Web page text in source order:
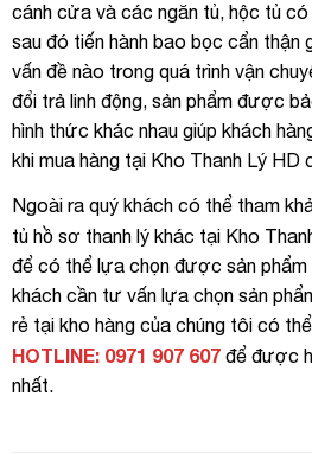
cánh cửa và các ngăn tủ, hộc tủ
sau đó tiến hành bao bọc cẩn thận
vấn đề nào trong quá trình vận
đổi trả linh động, sản phẩm được
hình thức khác nhau giúp khách
khi mua hàng tại Kho Thanh Lý HD
Ngoài ra quý khách có thể tham
tủ hồ sơ thanh lý khác tại Kho
để có thể lựa chọn được sản phẩm
khách cần tư vấn lựa chọn sản
rẻ tại kho hàng của chúng tôi có
HOTLINE: 0971 907 607 để được
nhất.